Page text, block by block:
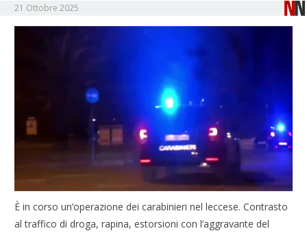
21 Ottobre 2025
È in corso un’operazione dei carabinieri nel leccese. Contrasto
al traffico di droga, rapina, estorsioni con l’aggravante del